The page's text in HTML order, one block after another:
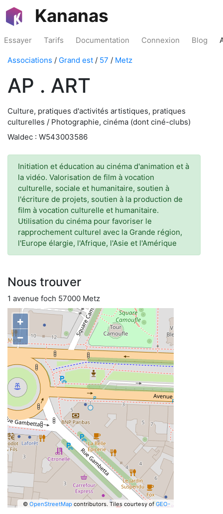
Kananas
Essayer Tarifs Documentation Connexion Blog
Associations / Grand est / 57 / Metz
AP . ART
Culture, pratiques d'activités artistiques, pratiques
culturelles / Photographie, cinéma (dont ciné-clubs)
Waldec : W543003586
Initiation et éducation au cinéma d'animation et à
la vidéo. Valorisation de film à vocation
culturelle, sociale et humanitaire, soutien à
l'écriture de projets, soutien à la production de
film à vocation culturelle et humanitaire.
Utilisation du cinéma pour favoriser le
rapprochement culturel avec la Grande région,
l'Europe élargie, l'Afrique, l'Asie et l'Amérique
Nous trouver
1 avenue foch 57000 Metz
+
−
© OpenStreetMapcontributors. Tiles courtesy of GEO-